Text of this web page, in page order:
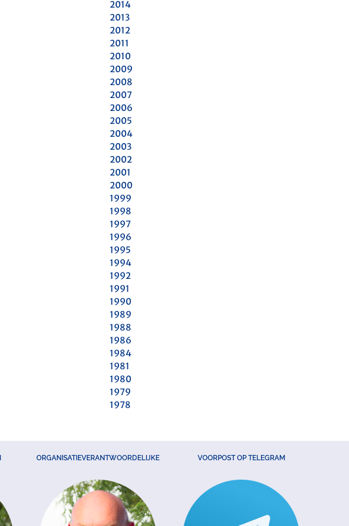
2014
2013
2012
2011
2010
2009
2008
2007
2006
2005
2004
2003
2002
2001
2000
1999
1998
1997
1996
1995
1994
1992
1991
1990
1989
1988
1986
1984
1981
1980
1979
1978
ORGANISATIEVERANTWOORDELIJKE VOORPOST OP TELEGRAM